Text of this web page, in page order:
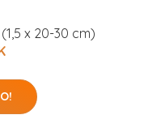
x 20-30 cm)